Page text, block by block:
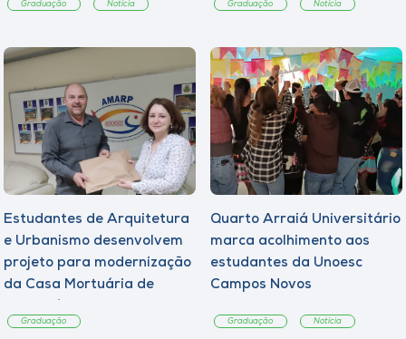
Graduação Notícia Graduação Notícia
Estudantes de Arquitetura
e Urbanismo desenvolvem
projeto para modernização
da Casa Mortuária de
Graduação
Quarto Arraiá Universitário
marca acolhimento aos
estudantes da Unoesc
Campos Novos
Graduação Notícia